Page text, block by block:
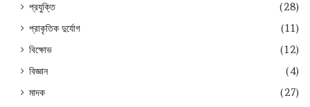
প্রযুক্তি
(28)
প্রাকৃতিক দুর্যোগ
(11)
বিক্ষোভ
(12)
বিজ্ঞান
(4)
মাদক
(27)